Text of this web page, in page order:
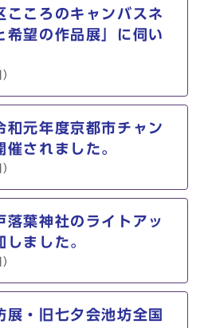
ころのキャンバスネ
希望の作品展」に伺い
元年度京都市チャン
催されました。
葉神社のライトアッ
しました。
・旧七夕会池坊全国